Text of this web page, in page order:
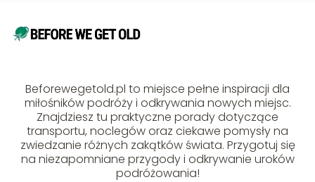
Beforewegetold.pl to miejsce pełne inspiracji dla
miłośników podróży i odkrywania nowych miejsc.
Znajdziesz tu praktyczne porady dotyczące
transportu, noclegów oraz ciekawe pomysły na
zwiedzanie różnych zakątków świata. Przygotuj się
na niezapomniane przygody i odkrywanie uroków
podróżowania!